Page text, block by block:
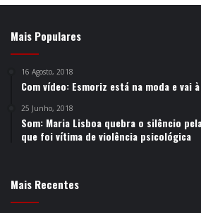
Mais Populares
16 Agosto, 2018
Com vídeo: Esmoriz está na moda e vai
25 Junho, 2018
Som: Maria Lisboa quebra o silêncio
que foi vítima de violência psicológica
Mais Recentes